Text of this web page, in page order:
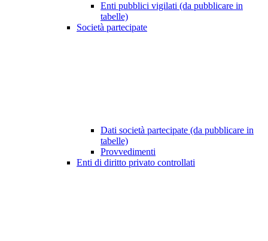
Enti pubblici vigilati (da pubblicare in
tabelle)
Società partecipate
Dati società partecipate (da pubblicare in
tabelle)
Provvedimenti
Enti di diritto privato controllati